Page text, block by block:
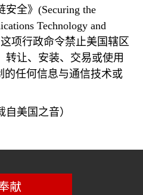
全》 (Securing the
Technology and
项行政命令禁止美国辖区
转让、安装、交易或使用
的任何信息与通信技术或
自美国之音）
献